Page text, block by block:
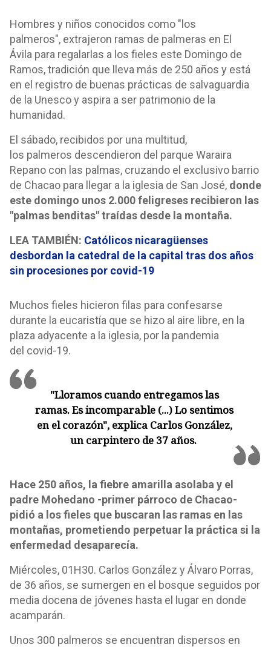
Hombres y niños conocidos como "los
palmeros", extrajeron ramas de palmeras en El
Ávila para regalarlas a los fieles este Domingo de
Ramos, tradición que lleva más de 250 años y está
en el registro de buenas prácticas de salvaguardia
de la Unesco y aspira a ser patrimonio de la
humanidad.
El sábado, recibidos por una multitud,
los palmeros descendieron del parque Waraira
Repano con las palmas, cruzando el exclusivo barrio
de Chacao para llegar a la iglesia de San José, donde
este domingo unos 2.000 feligreses recibieron las
"palmas benditas" traídas desde la montaña.
LEA TAMBIÉN: Católicos nicaragüenses
desbordan la catedral de la capital tras dos años
sin procesiones por covid-19
Muchos fieles hicieron filas para confesarse
durante la eucaristía que se hizo al aire libre, en la
plaza adyacente a la iglesia, por la pandemia
del covid-19.
"Lloramos cuando entregamos las
ramas. Es incomparable (...) Lo sentimos
en el corazón", explica Carlos González,
un carpintero de 37 años.
Hace 250 años, la fiebre amarilla asolaba y el
padre Mohedano -primer párroco de Chacao-
pidió a los fieles que buscaran las ramas en las
montañas, prometiendo perpetuar la práctica si la
enfermedad desaparecía.
Miércoles, 01H30. Carlos González y Álvaro Porras,
de 36 años, se sumergen en el bosque seguidos por
media docena de jóvenes hasta el lugar en donde
acamparán.
Unos 300 palmeros se encuentran dispersos en